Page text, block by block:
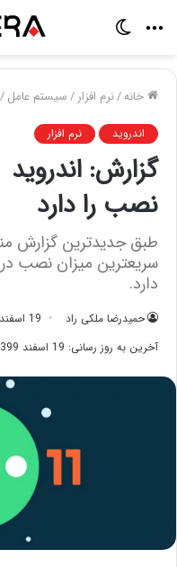
منو
خانه/نرم افزار/سیستم عامل/
اندروید نرم افزار
نصب را دارد
سریعترین میزان نصب
دارد.
حمیدرضا ملکی راد
19 اسفند 1399
آخرین به روز رسانی: 19 اسفند 1399